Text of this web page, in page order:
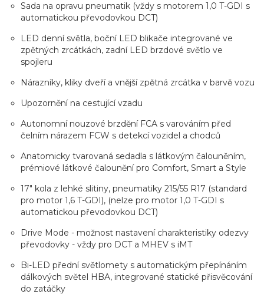
Sada na opravu pneumatik (vždy s motorem 1,0 T-GDI s
automatickou převodovkou DCT)
LED denní světla, boční LED blikače integrované ve
zpětných zrcátkách, zadní LED brzdové světlo ve
spojleru
Nárazníky, kliky dveří a vnější zpětná zrcátka v barvě vozu
Upozornění na cestující vzadu
Autonomní nouzové brzdění FCA s varováním před
čelním nárazem FCW s detekcí vozidel a chodců
Anatomicky tvarovaná sedadla s látkovým čalouněním,
prémiové látkové čalounění pro Comfort, Smart a Style
17" kola z lehké slitiny, pneumatiky 215/55 R17 (standard
pro motor 1,6 T-GDI), (nelze pro motor 1,0 T-GDI s
automatickou převodovkou DCT)
Drive Mode - možnost nastavení charakteristiky odezvy
převodovky - vždy pro DCT a MHEV s iMT
Bi-LED přední světlomety s automatickým přepínáním
dálkových světel HBA, integrované statické přisvěcování
do zatáčky